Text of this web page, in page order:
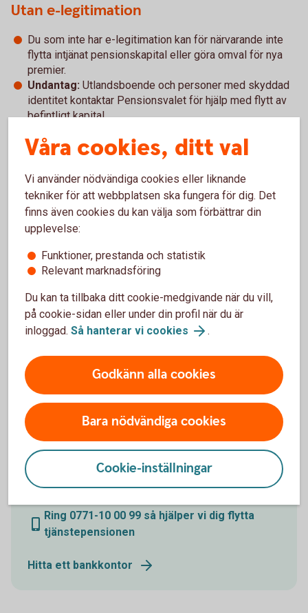
Utan e-legitimation
Du som inte har e-legitimation kan för närvarande inte
flytta intjänat pensionskapital eller göra omval för nya
premier.
Undantag: Utlandsboende och personer med skyddad
identitet kontaktar Pensionsvalet för hjälp med flytt av
befintligt kapital.
Kinda-Ydre Sparbanks erbjudande
Swedbanks entrélösning inom PA 16 (pdf)
Hjälp att flytta tjänstepension
Vill du samla din pension hos oss och få en bättre
överblick? Vi kan inte flytta din tjänstepension åt dig,
men hjälper gärna till med det. Välkommen att
kontakta oss på telefon eller besöka ett bankkontor.
Ring 0771-10 00 99 så hjälper vi dig flytta
tjänstepensionen
Hitta ett bankkontor
Få hjälp med
flytt av pension
Våra cookies, ditt val
Vi använder nödvändiga cookies eller liknande
tekniker för att webbplatsen ska fungera för dig. Det
finns även cookies du kan välja som förbättrar din
upplevelse:
Funktioner, prestanda och statistik
Relevant marknadsföring
Du kan ta tillbaka ditt cookie-medgivande när du vill,
på cookie-sidan eller under din profil när du är
inloggad. Så hanterar vi cookies .
Godkänn alla cookies
Bara nödvändiga cookies
Cookie-inställningar